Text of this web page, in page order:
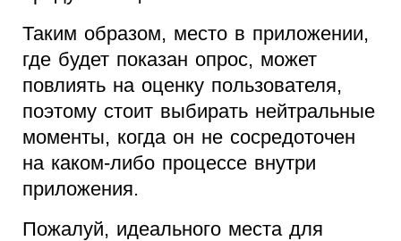
Таким образом, место в приложении,
где будет показан опрос, может
повлиять на оценку пользователя,
поэтому стоит выбирать нейтральные
моменты, когда он не сосредоточен
на каком-либо процессе внутри
приложения.
Пожалуй, идеального места для